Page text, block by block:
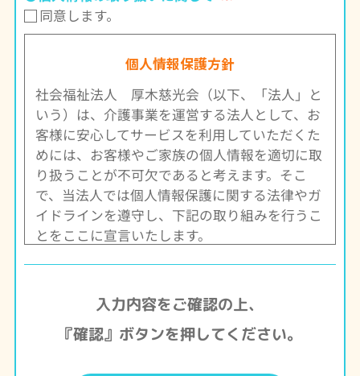
同意します。
個人情報保護方針
社会福祉法人 厚木慈光会（以下、「法人」と
いう）は、介護事業を運営する法人として、お
客様に安心してサービスを利用していただくた
めには、お客様やご家族の個人情報を適切に取
り扱うことが不可欠であると考えます。そこ
で、当法人では個人情報保護に関する法律やガ
イドラインを遵守し、下記の取り組みを行うこ
とをここに宣言いたします。
記
当法人はお客様やご家族の個人情報の取得にあ
たり、利用目的を明示しその目的に必要な範囲
の個人情報を取得し、利用目的以外に利用しま
入力内容をご確認の上、
『確認』ボタンを押してください。